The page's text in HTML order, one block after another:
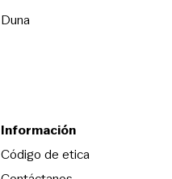
Duna
Información
Código de etica